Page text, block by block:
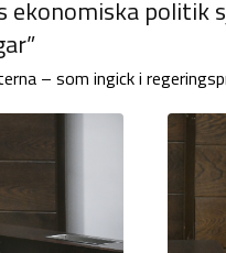
ekonomiska
– som ingick i